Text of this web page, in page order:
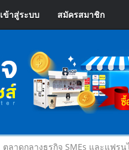
เข้าสู่ระบบ สมัครสมาชิก
ตลาดกลางธุรกิจ SMEs และแฟร